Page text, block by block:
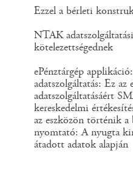
Ezzel a bérleti
NTAK
kötelezettségednek
ePénztárgép
adatszolgáltatás: Ez
adatszolgáltatásáért
kereskedelmi
az eszközön történik a
nyomtató: A nyugta
átadott adatok alapján